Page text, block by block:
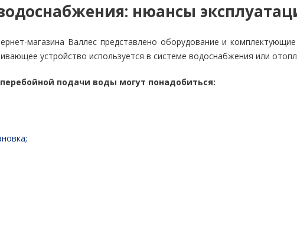
нюансы
магазина Валлес представлено оборудование и
устройство используется в системе водоснабжения или
подачи воды могут понадобиться: